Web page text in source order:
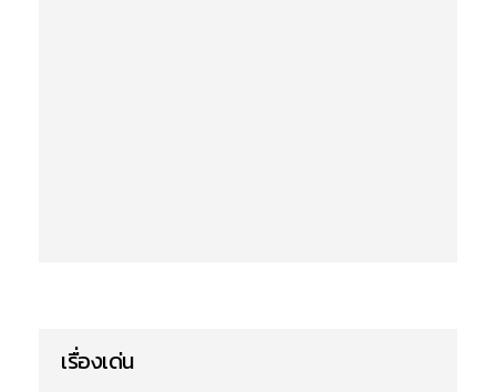
เรื่องเด่น